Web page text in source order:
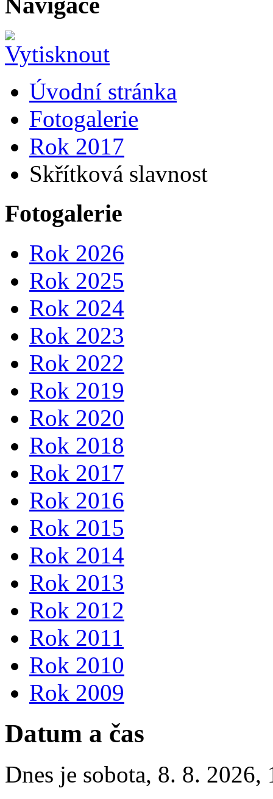
Úvodní stránka
Fotogalerie
Rok 2017
Skřítková slavnost
Fotogalerie
Rok 2026
Rok 2025
Rok 2024
Rok 2023
Rok 2022
Rok 2019
Rok 2020
Rok 2018
Rok 2017
Rok 2016
Rok 2015
Rok 2014
Rok 2013
Rok 2012
Rok 2011
Rok 2010
Rok 2009
Datum a čas
Dnes je sobota, 8. 8. 2026,